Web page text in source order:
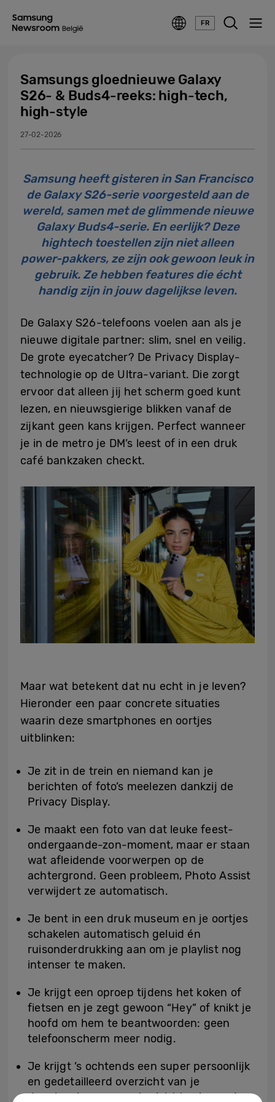
FR
Samsungs gloednieuwe Galaxy
S26- & Buds4-reeks: high-tech,
high-style
27-02-2026
Samsung heeft gisteren in San Francisco
de Galaxy S26-serie voorgesteld aan de
wereld, samen met de glimmende nieuwe
Galaxy Buds4-serie. En eerlijk? Deze
hightech toestellen zijn niet alleen
power-pakkers, ze zijn ook gewoon leuk in
gebruik. Ze hebben features die écht
handig zijn in jouw dagelijkse leven.
De Galaxy S26-telefoons voelen aan als je
nieuwe digitale partner: slim, snel en veilig.
De grote eyecatcher? De Privacy Display-
technologie op de Ultra-variant. Die zorgt
ervoor dat alleen jij het scherm goed kunt
lezen, en nieuwsgierige blikken vanaf de
zijkant geen kans krijgen. Perfect wanneer
je in de metro je DM’s leest of in een druk
café bankzaken checkt.
Maar wat betekent dat nu echt in je leven?
Hieronder een paar concrete situaties
waarin deze smartphones en oortjes
uitblinken:
Je zit in de trein en niemand kan je
berichten of foto’s meelezen dankzij de
Privacy Display.
Je maakt een foto van dat leuke feest-
ondergaande-zon-moment, maar er staan
wat afleidende voorwerpen op de
achtergrond. Geen probleem, Photo Assist
verwijdert ze automatisch.
Je bent in een druk museum en je oortjes
schakelen automatisch geluid én
ruisonderdrukking aan om je playlist nog
intenser te maken.
Je krijgt een oproep tijdens het koken of
fietsen en je zegt gewoon “Hey” of knikt je
hoofd om hem te beantwoorden: geen
telefoonscherm meer nodig.
Je krijgt ’s ochtends een super persoonlijk
en gedetailleerd overzicht van je
dagplanning en weerbericht te zien op je